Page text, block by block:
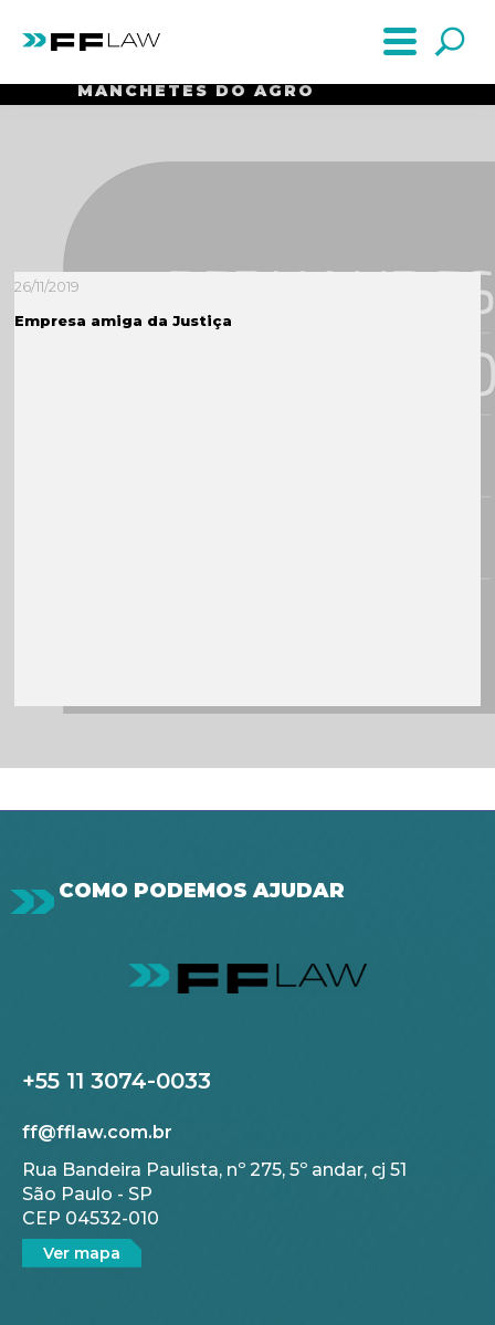
MANCHETES DO AGRO
26/11/2019
Empresa amiga da Justiça
COMO PODEMOS AJUDAR
+55 11 3074-0033
ff@fflaw.com.br
Rua Bandeira Paulista, nº 275, 5º andar, cj 51
São Paulo - SP
CEP 04532-010
Ver mapa